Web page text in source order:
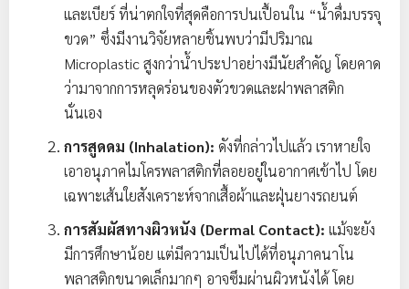
และเบียร์ ที่น่าตกใจที่สุดคือการปนเปื้อนใน “น้ำดื่มบรรจุ
ขวด” ซึ่งมีงานวิจัยหลายชิ้นพบว่ามีปริมาณ
Microplastic สูงกว่าน้ำประปาอย่างมีนัยสำคัญ โดยคาด
ว่ามาจากการหลุดร่อนของตัวขวดและฝาพลาสติก
นั่นเอง
การสูดดม (Inhalation): ดังที่กล่าวไปแล้ว เราหายใจ
เอาอนุภาคไมโครพลาสติกที่ลอยอยู่ในอากาศเข้าไป โดย
เฉพาะเส้นใยสังเคราะห์จากเสื้อผ้าและฝุ่นยางรถยนต์
การสัมผัสทางผิวหนัง (Dermal Contact): แม้จะยัง
มีการศึกษาน้อย แต่มีความเป็นไปได้ที่อนุภาคนาโน
พลาสติกขนาดเล็กมากๆ อาจซึมผ่านผิวหนังได้ โดย